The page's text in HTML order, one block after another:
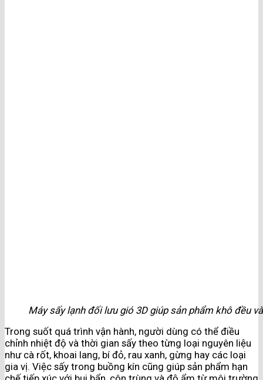
Máy sấy lạnh đối lưu gió 3D giúp sản phẩm khô đều
Trong suốt quá trình vận hành, người dùng có thể điều
chỉnh nhiệt độ và thời gian sấy theo từng loại nguyên liệu
như cà rốt, khoai lang, bí đỏ, rau xanh, gừng hay các loại
gia vị. Việc sấy trong buồng kín cũng giúp sản phẩm hạn